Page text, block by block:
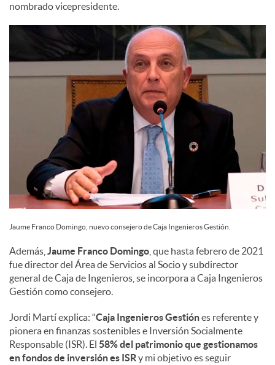
nombrado vicepresidente.
Jaume Franco Domingo, nuevo consejero de Caja Ingenieros Gestión.
Además, Jaume Franco Domingo , que hasta febrero de 2021
fue director del Área de Servicios al Socio y subdirector
general de Caja de Ingenieros, se incorpora a Caja Ingenieros
Gestión como consejero.
Jordi Martí explica: “Caja Ingenieros Gestiónes referente y
pionera en finanzas sostenibles e Inversión Socialmente
Responsable (ISR). El 58% del patrimonio que gestionamos
en fondos de inversión es ISRy mi objetivo es seguir